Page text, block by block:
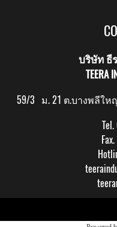
บริษัท ธี
TEERA
59/3 ม. 21 ต.บางพลีให